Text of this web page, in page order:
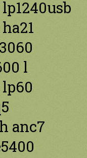
l
anc7